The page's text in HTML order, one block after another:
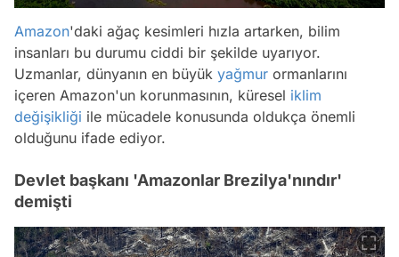
Amazon'daki ağaç kesimleri hızla artarken, bilim
insanları bu durumu ciddi bir şekilde uyarıyor.
Uzmanlar, dünyanın en büyük yağmur ormanlarını
içeren Amazon'un korunmasının, küresel iklim
değişikliği ile mücadele konusunda oldukça önemli
olduğunu ifade ediyor.
Devlet başkanı 'Amazonlar Brezilya'nındır'
demişti